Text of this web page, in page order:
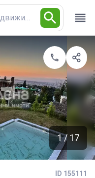
1 / 17
ID 155111